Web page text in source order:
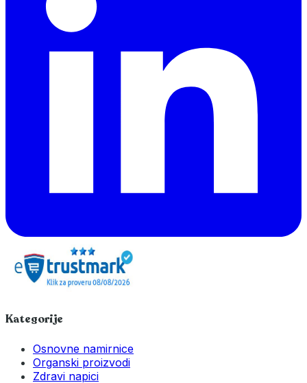
Kategorije
Osnovne namirnice
Organski proizvodi
Zdravi napici